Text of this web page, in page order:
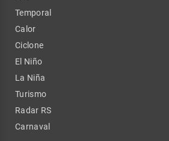
Temporal
Calor
Ciclone
El Niño
La Niña
Turismo
Radar RS
Carnaval